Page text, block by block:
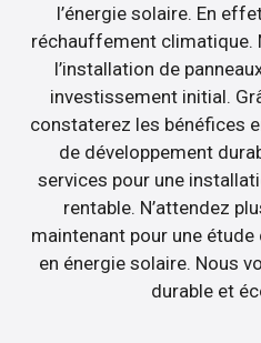
l’énergie solaire. En
réchauffement climatique.
l’installation de
investissement initial.
constaterez les bénéfices
de développement
services pour une
rentable. N’attendez
maintenant pour une
en énergie solaire. Nous
durable et